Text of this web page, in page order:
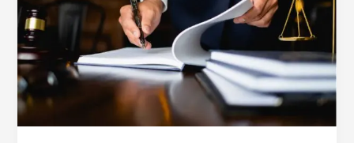
مدين
يدّعي
عدم
امتلاكه
أي